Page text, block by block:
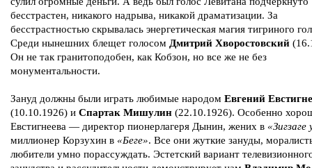
бесстрастен, никакого надрыва, никакой драматизации. За
бесстрастностью скрывалась энергетическая магия тигриного
Среди нынешних блещет голосом Дмитрий Хворостовский
Он не так гранитоподобен, как Кобзон, но все же не без
монументальности.
Зануд должны были играть любимые народом Евгений
(10.10.1926) и Спартак Мишулин (22.10.1926). Особенно
Евстигнеева — директор пионерлагеря Дынин, жених в «Зигзаге
миллионер Корзухин в «Беге». Все они жуткие зануды,
любители умно порассуждать. Эстетский вариант